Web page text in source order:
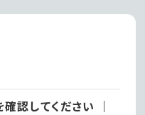
認してください ｜